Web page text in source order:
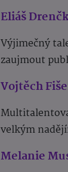
Eliáš
Výjimečný
zaujmout
Vojtěch
velkým
Melanie